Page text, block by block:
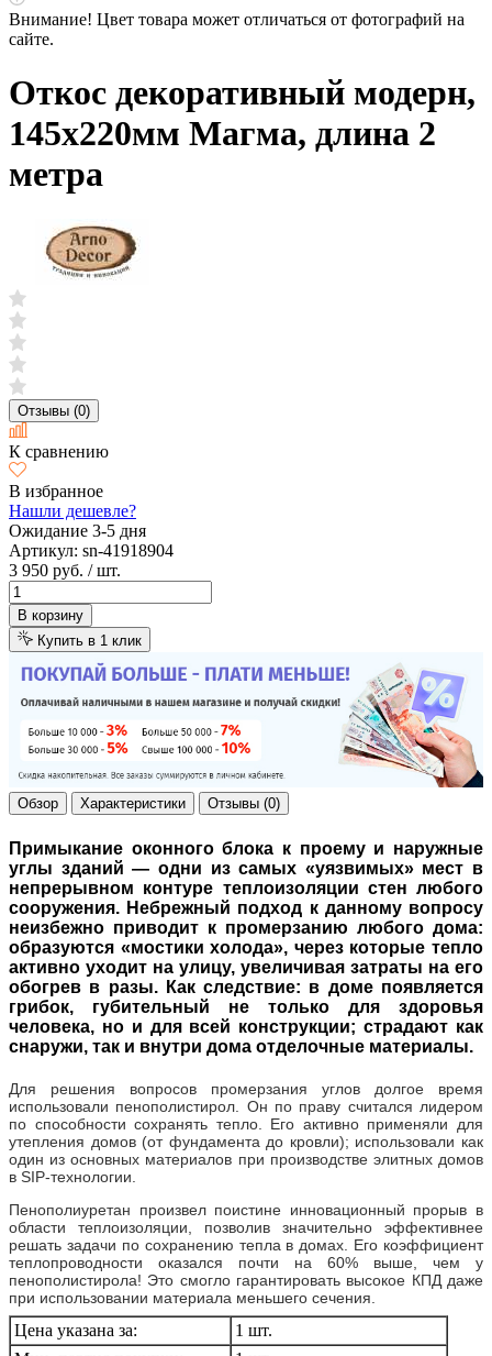
Внимание! Цвет товара может отличаться от фотографий на
сайте.
Откос декоративный модерн,
145х220мм Магма, длина 2
метра
Отзывы (0)
К сравнению
В избранное
Нашли дешевле?
Ожидание 3-5 дня
Артикул: sn-41918904
3 950 руб. / шт.
В корзину
Купить в 1 клик
Обзор Характеристики Отзывы (0)
Примыкание оконного блока к проему и наружные
углы зданий — одни из самых «уязвимых» мест в
непрерывном контуре теплоизоляции стен любого
сооружения. Небрежный подход к данному вопросу
неизбежно приводит к промерзанию любого дома:
образуются «мостики холода», через которые тепло
активно уходит на улицу, увеличивая затраты на его
обогрев в разы. Как следствие: в доме появляется
грибок, губительный не только для здоровья
человека, но и для всей конструкции; страдают как
снаружи, так и внутри дома отделочные материалы.
Для решения вопросов промерзания углов долгое время
использовали пенополистирол. Он по праву считался лидером
по способности сохранять тепло. Его активно применяли для
утепления домов (от фундамента до кровли); использовали как
один из основных материалов при производстве элитных домов
в SIP-технологии.
Пенополиуретан произвел поистине инновационный прорыв в
области теплоизоляции, позволив значительно эффективнее
решать задачи по сохранению тепла в домах. Его коэффициент
теплопроводности оказался почти на 60% выше, чем у
пенополистирола! Это смогло гарантировать высокое КПД даже
при использовании материала меньшего сечения.
Цена указана за:
1 шт.